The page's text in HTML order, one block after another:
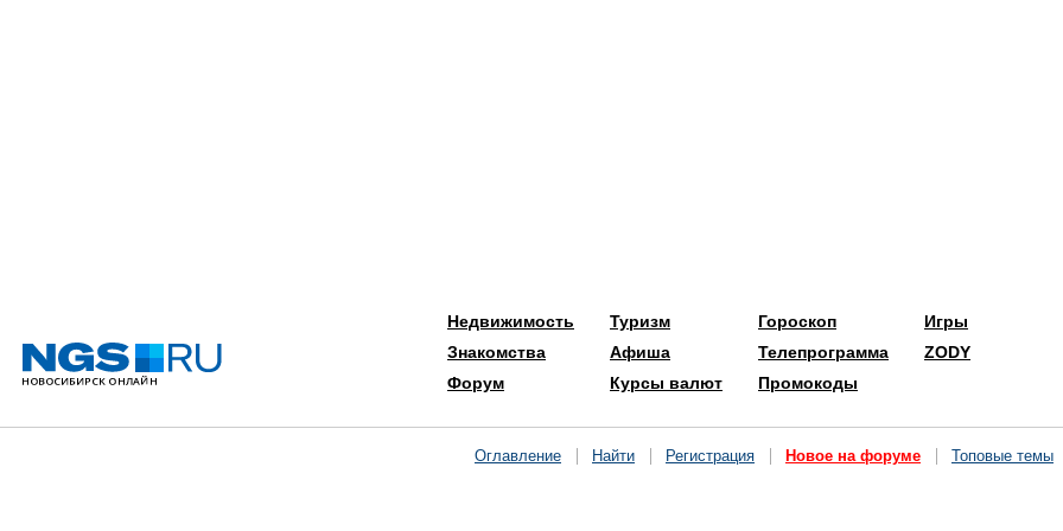
Недвижимость
Знакомства
Форум
Туризм
Афиша
Курсы валют
Гороскоп
Телепрограмма
Промокоды
Игры
ZODY
Оглавление Найти Регистрация Новое на форуме Топовые темы